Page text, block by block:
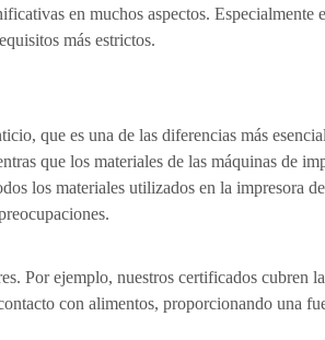
en muchos aspectos. Especialmente
más estrictos.
que es una de las diferencias más
que los materiales de las máquinas de
los materiales utilizados en la impresora
Por ejemplo, nuestros certificados cubren
con alimentos, proporcionando una